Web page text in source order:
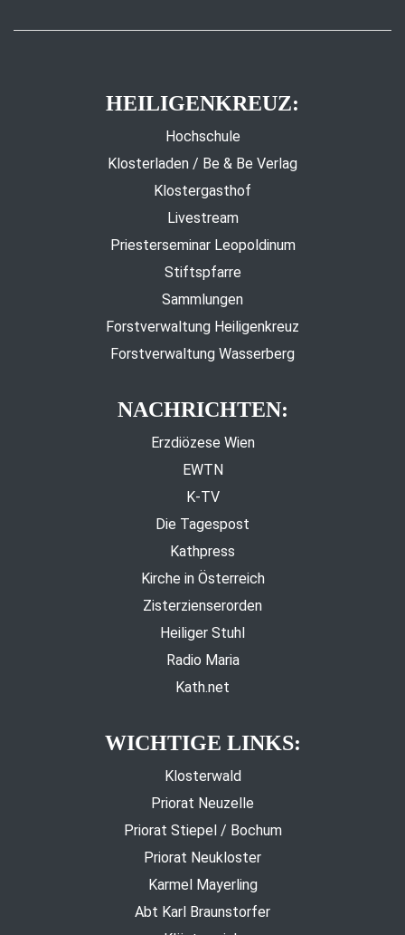
HEILIGENKREUZ:
Hochschule
Klosterladen / Be & Be Verlag
Klostergasthof
Livestream
Priesterseminar Leopoldinum
Stiftspfarre
Sammlungen
Forstverwaltung Heiligenkreuz
Forstverwaltung Wasserberg
NACHRICHTEN:
Erzdiözese Wien
EWTN
K-TV
Die Tagespost
Kathpress
Kirche in Österreich
Zisterzienserorden
Heiliger Stuhl
Radio Maria
Kath.net
WICHTIGE LINKS:
Klosterwald
Priorat Neuzelle
Priorat Stiepel / Bochum
Priorat Neukloster
Karmel Mayerling
Abt Karl Braunstorfer